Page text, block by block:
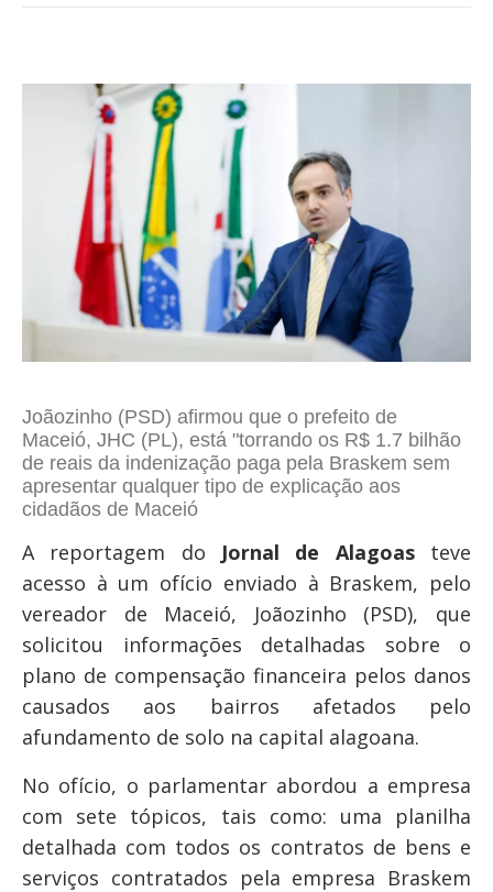
Joãozinho (PSD) afirmou que o prefeito de
Maceió, JHC (PL), está "torrando os R$ 1.7 bilhão
de reais da indenização paga pela Braskem sem
apresentar qualquer tipo de explicação aos
cidadãos de Maceió
A reportagem do Jornal de Alagoasteve
acesso à um ofício enviado à Braskem, pelo
vereador de Maceió, Joãozinho (PSD), que
solicitou informações detalhadas sobre o
plano de compensação financeira pelos danos
causados aos bairros afetados pelo
afundamento de solo na capital alagoana.
No ofício, o parlamentar abordou a empresa
com sete tópicos, tais como: uma planilha
detalhada com todos os contratos de bens e
serviços contratados pela empresa Braskem